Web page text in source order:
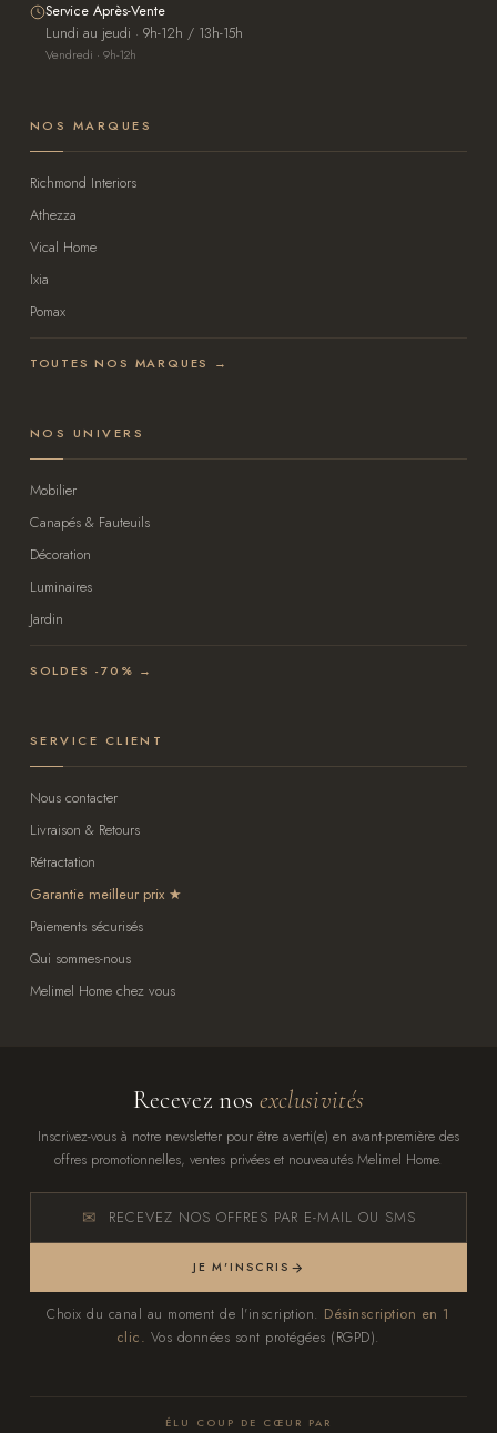
Service Après-Vente
Lundi au jeudi · 9h-12h / 13h-15h
Vendredi · 9h-12h
NOS MARQUES
Richmond Interiors
Athezza
Vical Home
Ixia
Pomax
TOUTES NOS MARQUES →
NOS UNIVERS
Mobilier
Canapés & Fauteuils
Décoration
Luminaires
Jardin
SOLDES -70% →
SERVICE CLIENT
Nous contacter
Livraison & Retours
Rétractation
Garantie meilleur prix
Paiements sécurisés
Qui sommes-nous
Melimel Home chez vous
Recevez nos exclusivités
Inscrivez-vous à notre newsletter pour être averti(e) en avant-première des
offres promotionnelles, ventes privées et nouveautés Melimel Home.
RECEVEZ NOS OFFRES PAR E-MAIL OU SMS
JE M'INSCRIS
Choix du canal au moment de l'inscription. Désinscription en 1
clic. Vos données sont protégées (RGPD).
ÉLU COUP DE CŒUR PAR